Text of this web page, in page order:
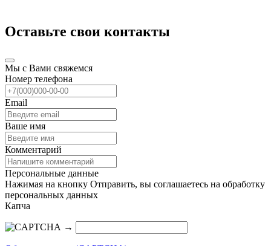
Оставьте свои контакты
Мы с Вами свяжемся
Номер телефона
Email
Ваше имя
Комментарий
Персональные данные
Нажимая на кнопку Отправить, вы соглашаетесь на обработку
персональных данных
Капча
→